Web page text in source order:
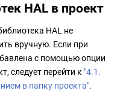
HAL в проект
HAL не
вручную. Если при
с помощью опции
следует перейти к "4.1.
в папку проекта".